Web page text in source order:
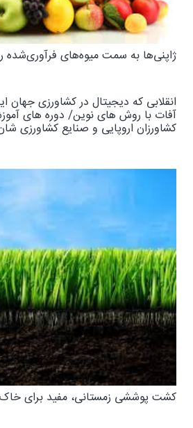
ژاپنی‌ها به سمت میوه‌های فرآوری‌شده
انقلابی که دیجیتال در کشاورزی جهان
آفات با روش های نوین/ دوره های
کشاورزان اروپایی و صنایع کشاورزی
کشت پوششی زمستانی، مفید برای خاک